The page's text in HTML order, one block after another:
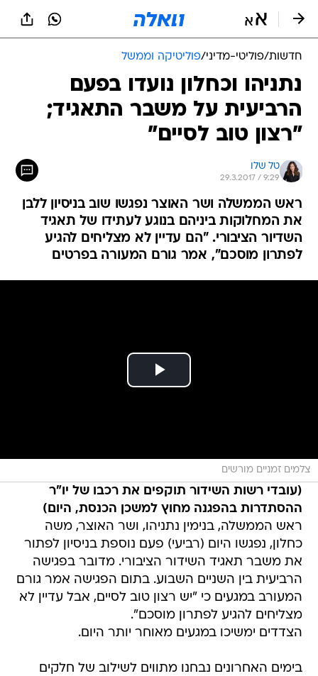
חדשות/פוליטי-מדיני/פוליטיקה וממשל
נתניהו וכחלון נועדו בפעם
הרביעית על משבר התאגיד;
"רצון טוב לסיים"
טל שלו
29.3.2017 / 9:29
ראש הממשלה ושר האוצר נפגשו שוב בניסיון ללבן
את המחלוקות ביניהם בנוגע לעתידו של תאגיד
השדיור הציבורי. "הם עדיין לא מצליחים להגיע
לפתרון מוסכם", אמר גורם המעורה בפרטים
צלמים זמניים מורשים
(עובדי רשות השידור תוקפים את רכבו של יו"ר
ההסתדרות בהפגנה מחוץ למשכן הכנסת, היום)
ראש הממשלה, בנימין נתניהו, ושר האוצר, משה
כחלון, נפגשו היום (רביעי) פעם נוספת בניסיון לפתור
את משבר תאגיד השידור הציבורי. מדובר בפגישה
הרביעית בין השניים השבוע. בתום הפגישה אמר גורם
המעורב במגעים כי "יש רצון טוב לסיים, אבל עדיין לא
מצליחים להגיע לפתרון מוסכם".
הצדדים ימשיכו במגעים מאוחר יותר היום.
בימים האחרונים נבחנו מתווים לשילוב של חלקים